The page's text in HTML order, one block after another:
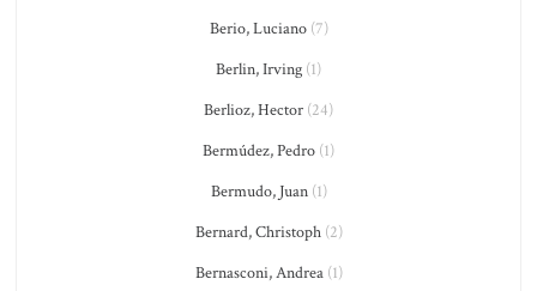
Berio, Luciano(7)
Berlin, Irving (1)
Berlioz, Hector (24)
Bermúdez, Pedro (1)
Bermudo, Juan(1)
Bernard, Christoph(2)
Bernasconi, Andrea(1)